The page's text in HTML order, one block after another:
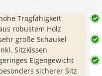
Tragfähigkeit
robustem Holz
große Schaukel
Sitzkissen
Eigengewicht
sicherer Sitz